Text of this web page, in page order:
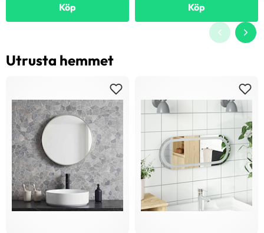
Köp Köp
Utrusta hemmet